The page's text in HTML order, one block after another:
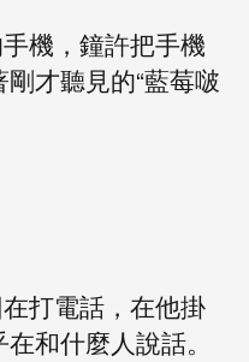
機，鐘許把手機
才聽見的“藍莓啵
打電話，在他掛
和什麼人說話。